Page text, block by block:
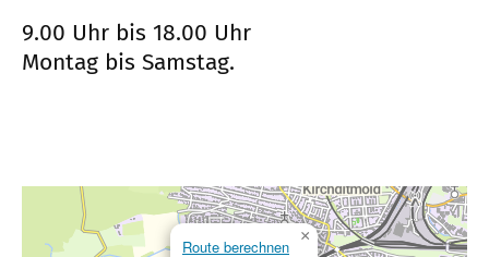
9.00 Uhr bis 18.00 Uhr
Montag bis Samstag.
Route berechnen
×